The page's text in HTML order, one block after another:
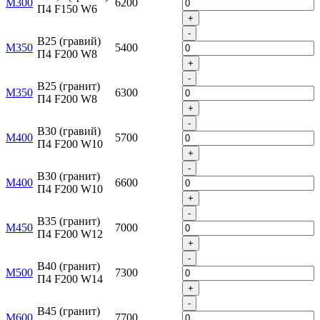
П4 F150 W6
+
М350
B25 (гравий)
П4 F200 W8
5400
-
+
М350
B25 (гранит)
П4 F200 W8
6300
-
+
М400
B30 (гравий)
П4 F200 W10
5700
-
+
М400
B30 (гранит)
П4 F200 W10
6600
-
+
М450
B35 (гранит)
П4 F200 W12
7000
-
+
М500
B40 (гранит)
П4 F200 W14
7300
-
+
М600
B45 (гранит)
7700
-